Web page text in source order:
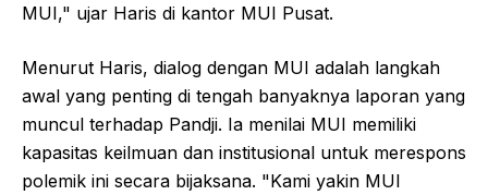
MUI," ujar Haris di kantor MUI Pusat.
Menurut Haris, dialog dengan MUI adalah langkah
awal yang penting di tengah banyaknya laporan yang
muncul terhadap Pandji. Ia menilai MUI memiliki
kapasitas keilmuan dan institusional untuk merespons
polemik ini secara bijaksana. "Kami yakin MUI